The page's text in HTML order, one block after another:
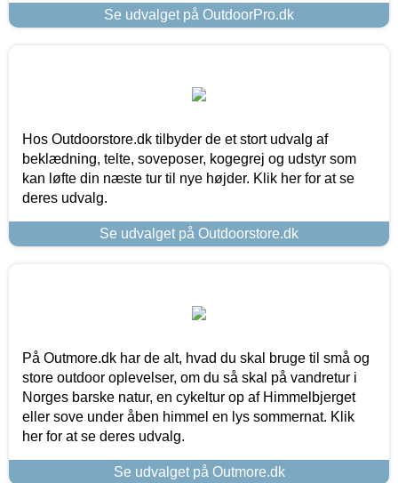
Se udvalget på OutdoorPro.dk
Hos Outdoorstore.dk tilbyder de et stort udvalg af
beklædning, telte, soveposer, kogegrej og udstyr som
kan løfte din næste tur til nye højder. Klik her for at se
deres udvalg.
Se udvalget på Outdoorstore.dk
På Outmore.dk har de alt, hvad du skal bruge til små og
store outdoor oplevelser, om du så skal på vandretur i
Norges barske natur, en cykeltur op af Himmelbjerget
eller sove under åben himmel en lys sommernat. Klik
her for at se deres udvalg.
Se udvalget på Outmore.dk